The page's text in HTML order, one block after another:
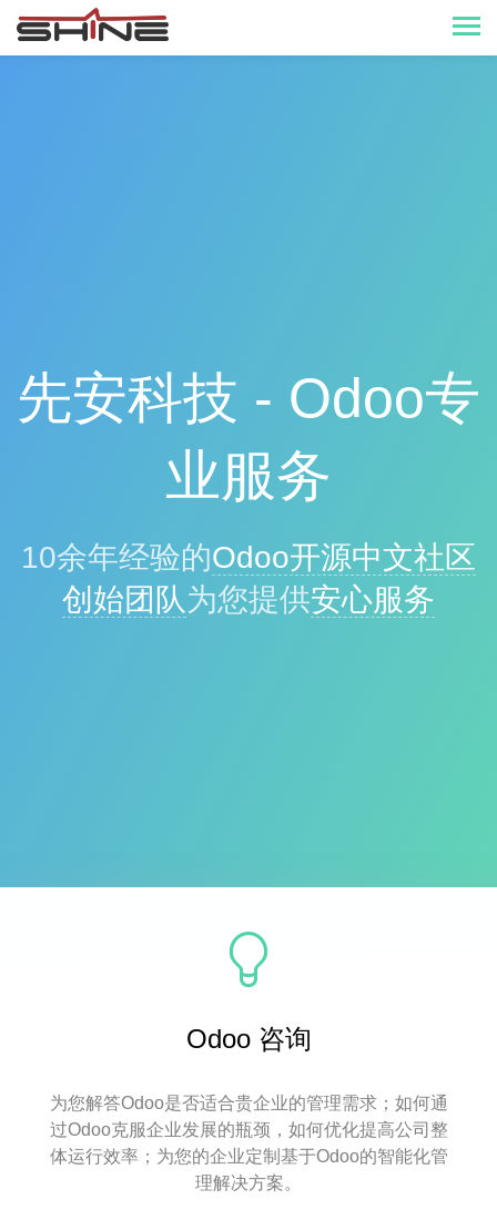
先安科技 - Odoo专
业服务
10余年经验的Odoo开源中文社区
创始团队为您提供安心服务
Odoo 咨询
为您解答Odoo是否适合贵企业的管理需求；如何通
过Odoo克服企业发展的瓶颈，如何优化提高公司整
体运行效率；为您的企业定制基于Odoo的智能化管
理解决方案。